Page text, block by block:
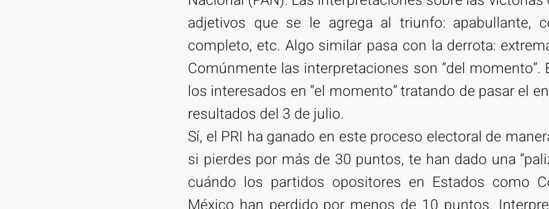
adjetivos que se le agrega al triunfo: apabullante,
completo, etc. Algo similar pasa con la derrota:
Comúnmente las interpretaciones son “del
los interesados en “el momento” tratando de pasar el
resultados del 3 de julio.
Sí, el PRI ha ganado en este proceso electoral de
si pierdes por más de 30 puntos, te han dado una
cuándo los partidos opositores en Estados como